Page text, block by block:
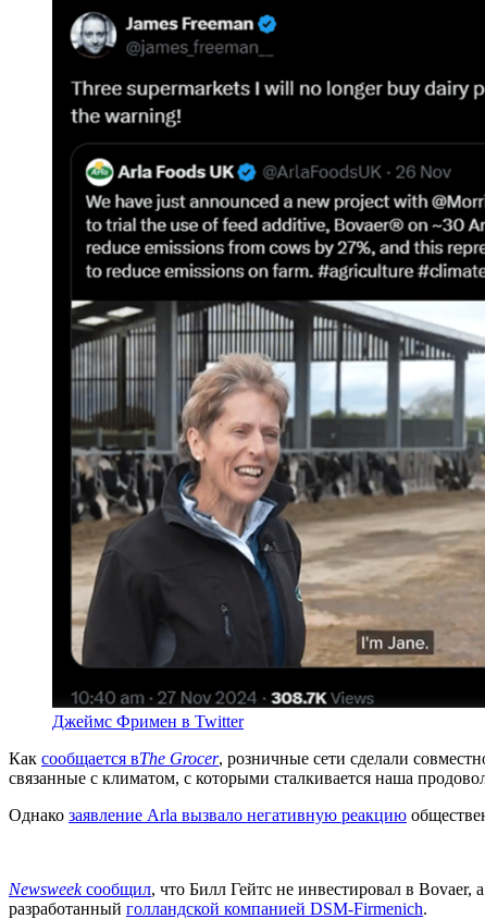
Джеймс Фримен в Twitter
Как сообщается вThe Grocer, розничные сети сделали
связанные с климатом, с которыми сталкивается наша
Однако заявление Arla вызвало негативную реакцию
Newsweekсообщил, что Билл Гейтс не инвестировал в Bovaer,
разработанный голландской компанией DSM-Firmenich.